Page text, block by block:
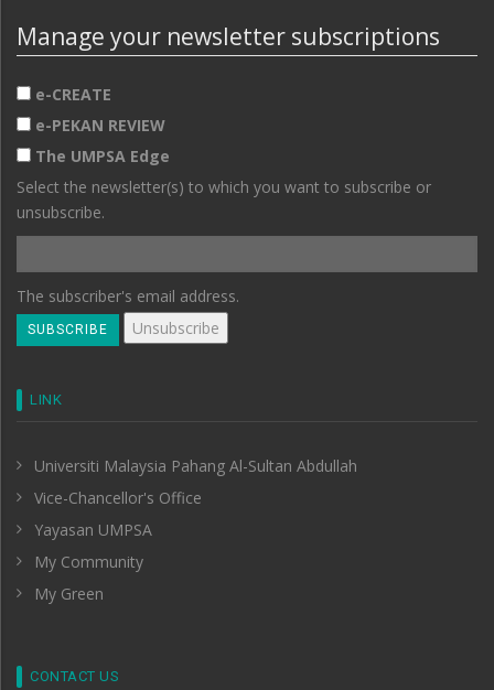
Manage your newsletter subscriptions
e-CREATE
e-PEKAN REVIEW
The UMPSA Edge
Select the newsletter(s) to which you want to subscribe or
unsubscribe.
The subscriber's email address.
LINK
Universiti Malaysia Pahang Al-Sultan Abdullah
Vice-Chancellor's Office
Yayasan UMPSA
My Community
My Green
CONTACT US